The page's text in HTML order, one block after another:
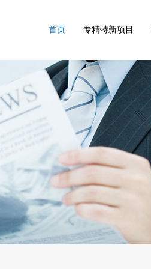
首页 专精特新项目